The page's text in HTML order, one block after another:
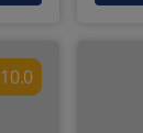
10.0